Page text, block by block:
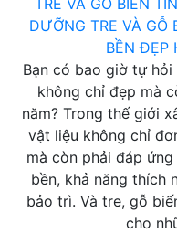
TRE VÀ GỖ BIẾN
DƯỠNG TRE VÀ GỖ
BỀN ĐẸP
Bạn có bao giờ tự
không chỉ đẹp mà
năm? Trong thế giới
vật liệu không chỉ
mà còn phải đáp
bền, khả năng thích
bảo trì. Và tre, gỗ
cho